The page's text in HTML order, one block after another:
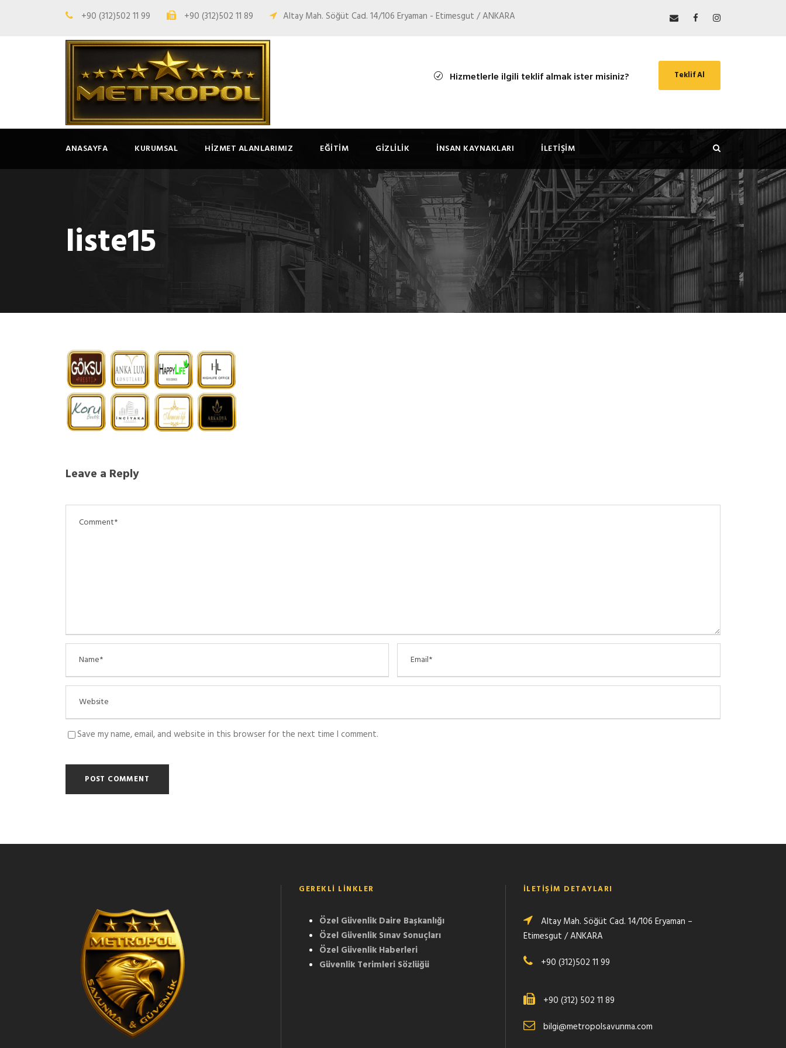
+90 (312)502 11 99 +90 (312)502 11 89 Altay Mah. Söğüt Cad. 14/106 Eryaman - Etimesgut / ANKARA
Hizmetlerle ilgili teklif almak ister misiniz? Teklif Al
ANASAYFA KURUMSAL HIZMET ALANLARIMIZ EĞITIM GİZLİLİK İNSAN KAYNAKLARI İLETIŞIM
liste15
Leave a Reply
Save my name, email, and website in this browser for the next time I comment.
GEREKLI LINKLER
Özel Güvenlik Daire Başkanlığı
Özel Güvenlik Sınav Sonuçları
Özel Güvenlik Haberleri
Güvenlik Terimleri Sözlüğü
İLETİŞİM DETAYLARI
Altay Mah. Söğüt Cad. 14/106 Eryaman –
Etimesgut / ANKARA
+90 (312)502 11 99
+90 (312) 502 11 89
bilgi@metropolsavunma.com